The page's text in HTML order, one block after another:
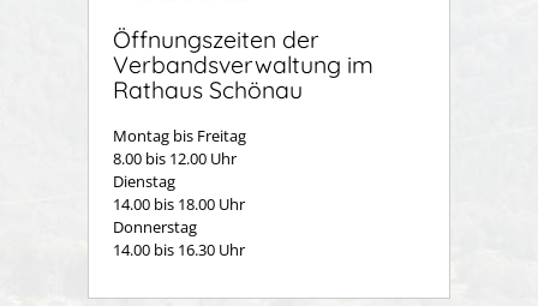
Öffnungszeiten der
Verbandsverwaltung im
Rathaus Schönau
Montag bis Freitag
8.00 bis 12.00 Uhr
Dienstag
14.00 bis 18.00 Uhr
Donnerstag
14.00 bis 16.30 Uhr